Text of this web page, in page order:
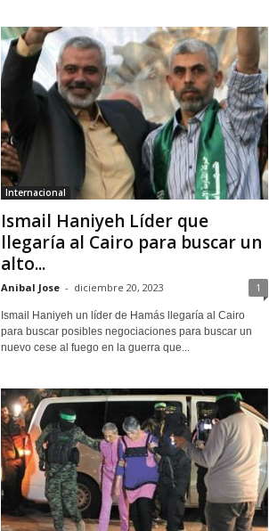
Internacional
Ismail Haniyeh Líder que
llegaría al Cairo para buscar un
alto...
Anibal Jose - diciembre 20, 2023 1
Ismail Haniyeh un líder de Hamás llegaría al Cairo
para buscar posibles negociaciones para buscar un
nuevo cese al fuego en la guerra que...